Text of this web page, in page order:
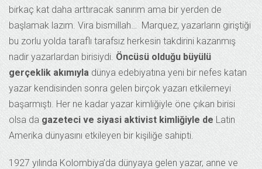
birkaç kat daha arttıracak sanırım ama bir yerden de
başlamak lazım. Vira bismillah… Marquez, yazarların giriştiği
bu zorlu yolda taraflı tarafsız herkesin takdirini kazanmış
nadir yazarlardan birisiydi. Öncüsü olduğu büyülü
gerçeklik akımıyla dünya edebiyatına yeni bir nefes katan
yazar kendisinden sonra gelen birçok yazarı etkilemeyi
başarmıştı. Her ne kadar yazar kimliğiyle öne çıkan birisi
olsa da gazeteci ve siyasi aktivist kimliğiyle de Latin
Amerika dünyasını etkileyen bir kişiliğe sahipti.
1927 yılında Kolombiya’da dünyaya gelen yazar, anne ve